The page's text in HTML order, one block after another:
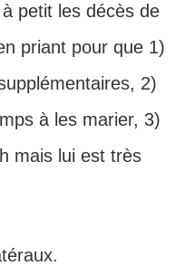
petit les décès de
priant pour que 1)
2)
à les marier, 3)
mais lui est très